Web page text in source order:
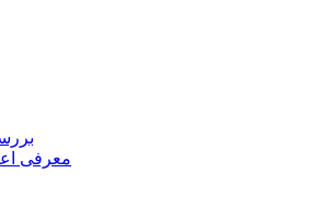
معرفی